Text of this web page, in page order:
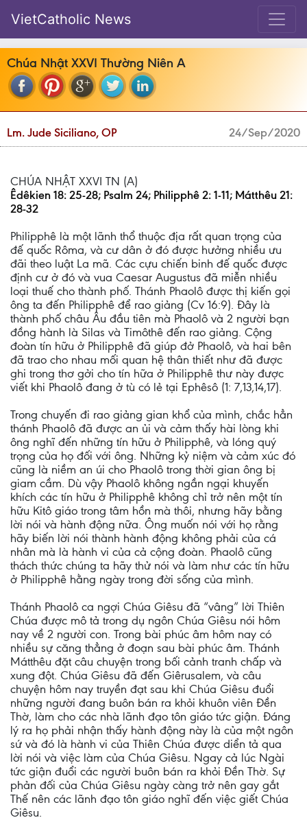
VietCatholic News
Chúa Nhật XXVI Thường Niên A
Lm. Jude Siciliano, OP 24/Sep/2020
CHÚA NHẬT XXVI TN (A)
Êdêkien 18: 25-28; Psalm 24; Philipphê 2: 1-11; Mátthêu 21:
28-32
Philipphê là một lãnh thổ thuộc địa rất quan trọng của
đế quốc Rôma, và cư dân ở đó được hưởng nhiều ưu
đãi theo luật La mã. Các cựu chiến binh đế quốc được
định cư ở đó và vua Caesar Augustus đã miễn nhiều
loại thuế cho thành phố. Thánh Phaolô được thị kiến gọi
ông ta đến Philipphê để rao giảng (Cv 16:9). Đây là
thành phố châu Âu đầu tiên mà Phaolô và 2 người bạn
đồng hành là Silas và Timôthê đến rao giảng. Cộng
đoàn tín hữu ở Philipphê đã giúp đở Phaolô, và hai bên
đã trao cho nhau mối quan hệ thân thiết như đã được
ghi trong thơ gởi cho tín hữa ở Philipphê thư này được
viết khi Phaolô đang ở tù có lẻ tại Ephêsô (1: 7,13,14,17).
Trong chuyến đi rao giảng gian khổ của mình, chắc hẳn
thánh Phaolô đã được an ủi và cảm thấy hài lòng khi
ông nghĩ đến những tín hữu ở Philipphê, và lóng quý
trọng của họ đối với ông. Những kỷ niệm và cảm xúc đó
cũng là niềm an úi cho Phaolô trong thời gian ông bị
giam cầm. Dù vậy Phaolô không ngần ngại khuyến
khích các tín hữu ở Philipphê không chỉ trở nên một tín
hữu Kitô giáo trong tâm hồn mà thôi, nhưng hãy bằng
lời nói và hành động nữa. Ông muốn nói với họ rằng
hãy biến lời nói thành hành động không phải của cá
nhân mà là hành vi của cả cộng đoàn. Phaolô cũng
thách thức chúng ta hãy thử nói và làm như các tín hữu
ở Philipphê hằng ngày trong đời sống của mình.
Thánh Phaolô ca ngợi Chúa Giêsu đã “vâng” lời Thiên
Chúa được mô tả trong dụ ngôn Chúa Giêsu nói hôm
nay về 2 người con. Trong bài phúc âm hôm nay có
nhiều sự căng thẳng ở đoạn sau bài phúc âm. Thánh
Mátthêu đặt câu chuyện trong bối cảnh tranh chấp và
xung đột. Chúa Giêsu đã đến Giêrusalem, và câu
chuyện hôm nay truyền đạt sau khi Chúa Giêsu đuổi
những người đang buôn bán ra khỏi khuôn viên Đền
Thờ, làm cho các nhà lãnh đạo tôn giáo tức giận. Đáng
lý ra họ phải nhận thấy hành động này là của một ngôn
sứ và đó là hành vi của Thiên Chúa được diển tả qua
lời nói và việc làm của Chúa Giêsu. Ngay cả lúc Ngài
tức giận đuổi các người buôn bán ra khỏi Đền Thờ. Sự
phản đối của Chúa Giêsu ngày càng trở nên gay gắt
Thế nên các lãnh đạo tôn giáo nghĩ đến việc giết Chúa
Giêsu.